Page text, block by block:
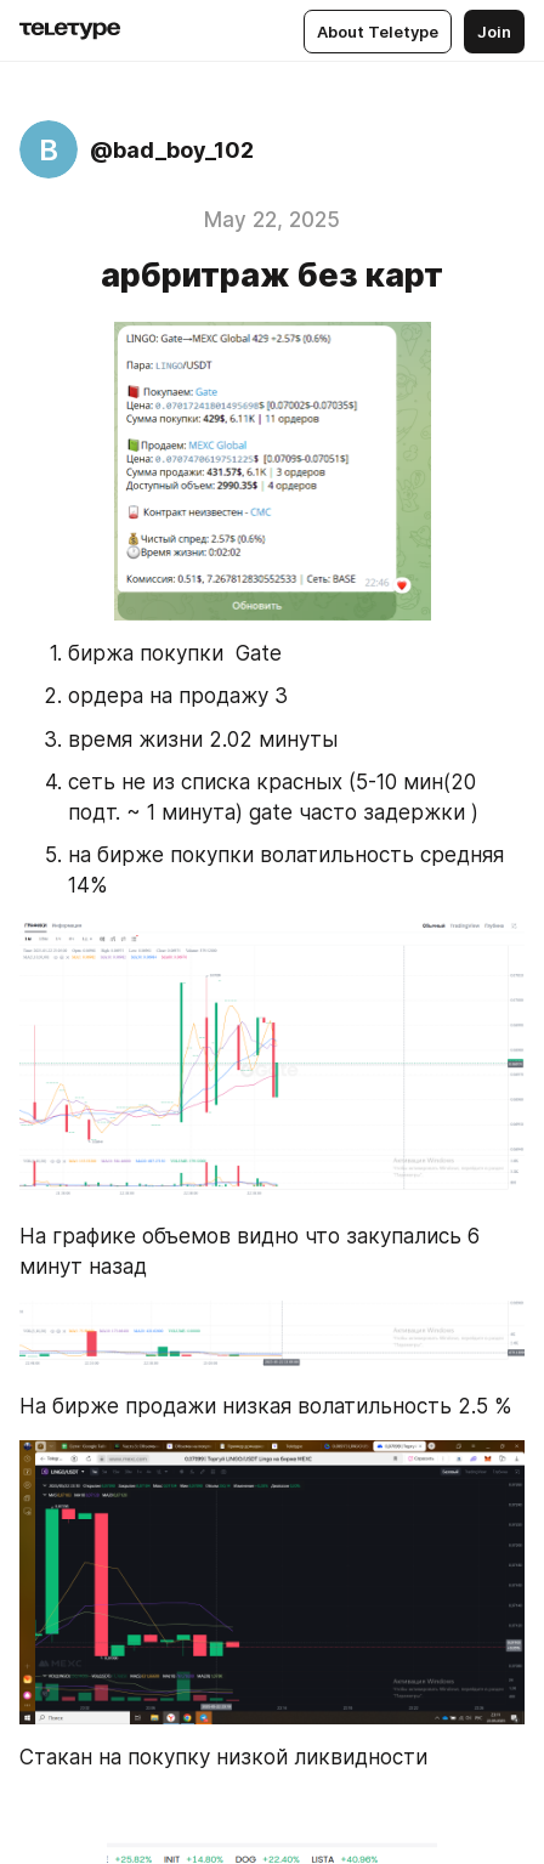
About Teletype Join
B @bad_boy_102
May 22, 2025
арбритраж без карт
биржа покупки  Gate
ордера на продажу 3
время жизни 2.02 минуты
сеть не из списка красных (5-10 мин(20
подт. ~ 1 минута) gate часто задержки )
на бирже покупки волатильность средняя
14%
На графике объемов видно что закупались 6
минут назад
На бирже продажи низкая волатильность 2.5 %
Стакан на покупку низкой ликвидности